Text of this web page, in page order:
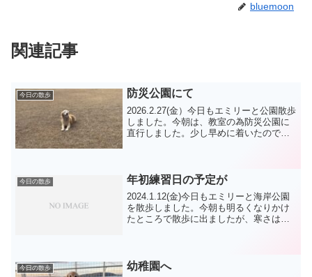
bluemoon
関連記事
今日の散歩 防災公園にて
2026.2.27(金）今日もエミリーと公園散歩
しました。今朝は、教室の為防災公園に
直行しました。少し早めに着いたので、
(3/1)に競...
今日の散歩 年初練習日の予定が
2024.1.12(金)今日もエミリーと海岸公園
を散歩しました。今朝も明るくなりかけ
たところで散歩に出ましたが、寒さは、
から年初の預...
今日の散歩 幼稚園へ